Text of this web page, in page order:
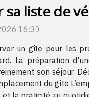
sa liste de
16:30
un gîte pour les
La préparation
son séjour.
du gîte
la praticité au